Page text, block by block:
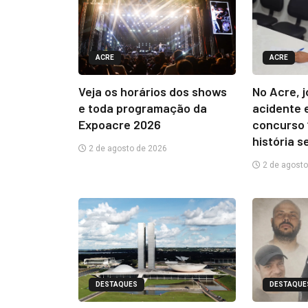
ACRE
Veja os horários dos shows
e toda programação da
Expoacre 2026
2 de agosto de 2026
ACRE
No Acre,
acidente
concurso
história
2 de
DESTAQUES